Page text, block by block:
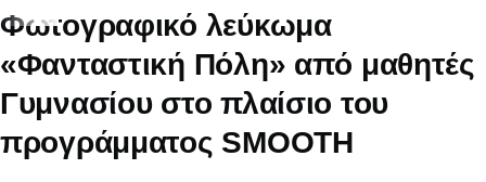
Φωτογραφικό λεύκωμα
«Φανταστική Πόλη» από μαθητές
Γυμνασίου στο πλαίσιο του
προγράμματος SMOOTH